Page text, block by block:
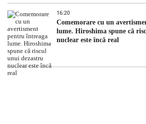
16:20
Comemorare cu un
lume. Hiroshima spune că
nuclear este încă real